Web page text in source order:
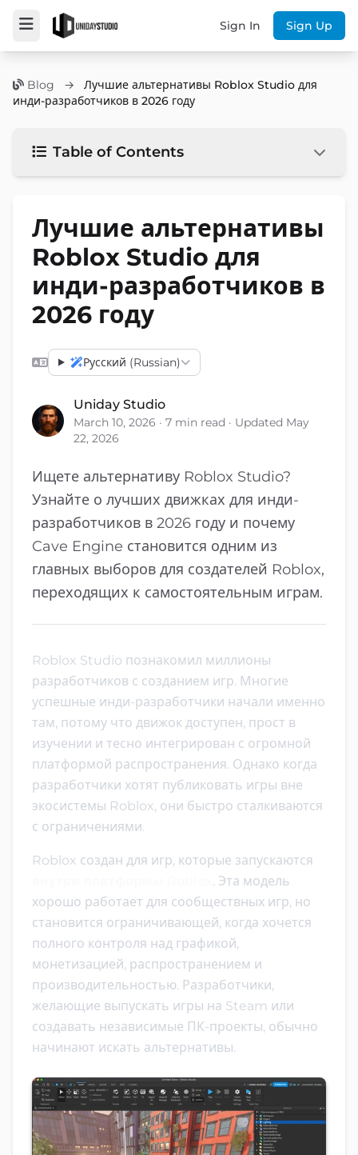
Sign In Sign Up
Blog →
Лучшие альтернативы Roblox Studio для
инди-разработчиков в 2026 году
Table of Contents
Лучшие альтернативы
Roblox Studio для
инди-разработчиков в
2026 году
Русский (Russian)
Uniday Studio
March 10, 2026 · 7 min read · Updated May
22, 2026
Ищете альтернативу Roblox Studio?
Узнайте о лучших движках для инди-
разработчиков в 2026 году и почему
Cave Engine становится одним из
главных выборов для создателей Roblox,
переходящих к самостоятельным играм.
Roblox Studio познакомил миллионы
разработчиков с созданием игр. Многие
успешные инди-разработчики начали именно
там, потому что движок доступен, прост в
изучении и тесно интегрирован с огромной
платформой распространения. Однако когда
разработчики хотят публиковать игры вне
экосистемы Roblox, они быстро сталкиваются
с ограничениями.
Roblox создан для игр, которые запускаются
. Эта модель
хорошо работает для сообществных игр, но
становится ограничивающей, когда хочется
полного контроля над графикой,
монетизацией, распространением и
производительностью. Разработчики,
желающие выпускать игры на Steam или
создавать независимые ПК-проекты, обычно
начинают искать альтернативы.